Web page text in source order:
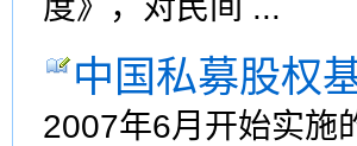
度》，对民间 ...
中国私募股权
2007年6月开始实施